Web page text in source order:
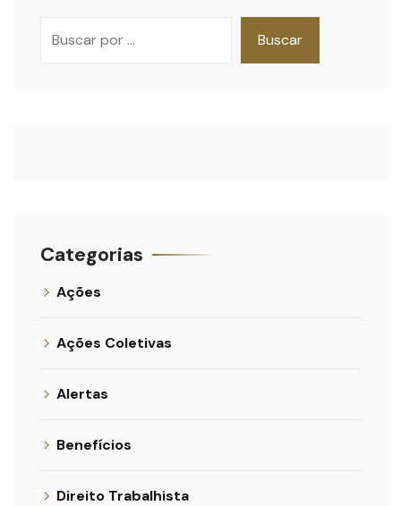
Buscar
Categorias
Ações
Ações Coletivas
Alertas
Benefícios
Direito Trabalhista